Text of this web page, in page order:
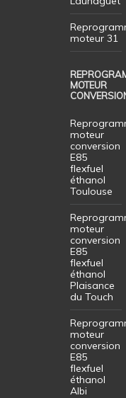
moteur 31
MOTEUR
moteur
conversion
E85
flexfuel
éthanol
Toulouse
moteur
conversion
E85
flexfuel
éthanol
Plaisance
du Touch
moteur
conversion
E85
flexfuel
éthanol
Albi